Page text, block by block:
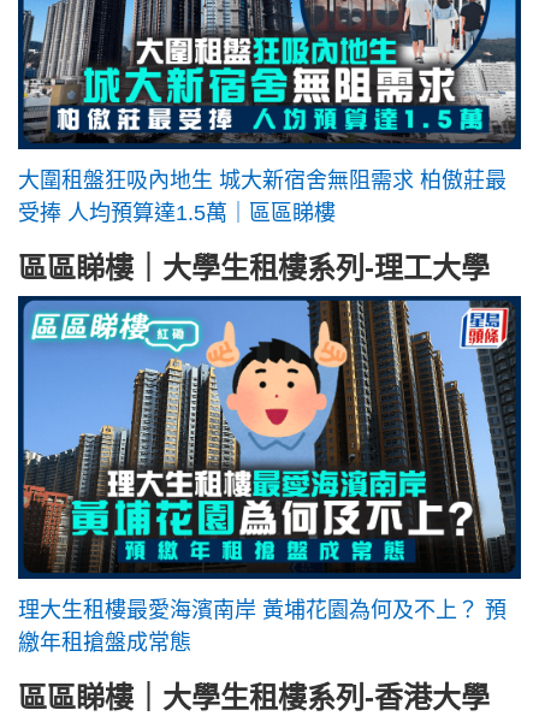
大圍租盤狂吸內地生 城大新宿舍無阻需求 柏傲莊最
受捧 人均預算達1.5萬｜區區睇樓
區區睇樓｜大學生租樓系列-理工大學
理大生租樓最愛海濱南岸 黃埔花園為何及不上？ 預
繳年租搶盤成常態
區區睇樓｜大學生租樓系列-香港大學